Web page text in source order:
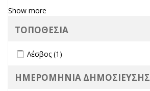
Show more
ΤΟΠΟΘΕΣΙΑ
Apply Λέσβος filter
Λέσβος (1)
ΗΜΕΡΟΜΗΝΙΑ ΔΗΜΟΣΙΕΥΣΗΣ